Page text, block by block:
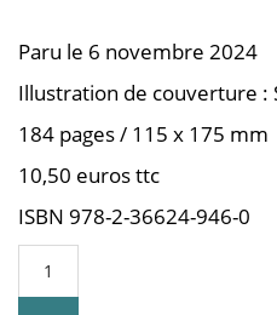
Paru le 6 novembre 2024
Illustration de couverture :
184 pages / 115 x 175 mm
10,50 euros ttc
ISBN 978-2-36624-946-0